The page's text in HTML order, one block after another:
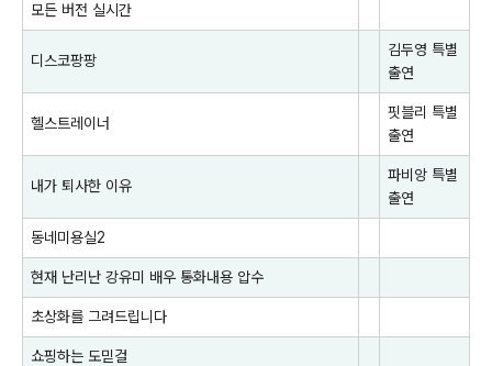
모든 버전 실시간
디스코팡팡
김두영 특별
출연
헬스트레이너
핏블리 특별
출연
내가 퇴사한 이유
파비앙 특별
출연
동네미용실2
현재 난리난 강유미 배우 통화내용 압수
초상화를 그려드립니다
쇼핑하는 도믿걸